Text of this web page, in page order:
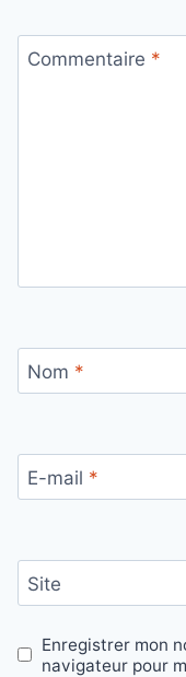
Commentaire *
Nom *
E-mail *
Site
Enregistrer mon
navigateur pour